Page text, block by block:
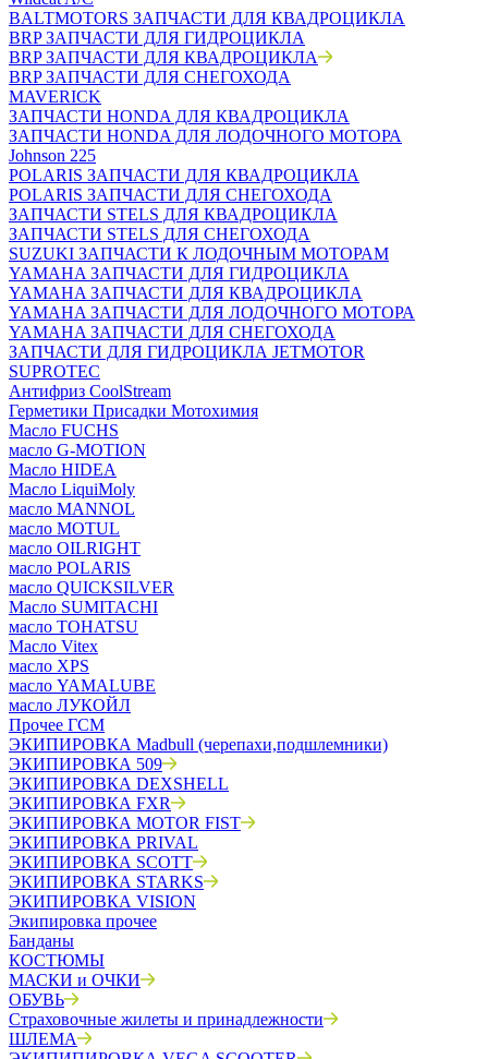
BALTMOTORS ЗАПЧАСТИ ДЛЯ КВАДРОЦИКЛА
BRP ЗАПЧАСТИ ДЛЯ ГИДРОЦИКЛА
BRP ЗАПЧАСТИ ДЛЯ КВАДРОЦИКЛА
BRP ЗАПЧАСТИ ДЛЯ СНЕГОХОДА
MAVERICK
ЗАПЧАСТИ HONDA ДЛЯ КВАДРОЦИКЛА
ЗАПЧАСТИ HONDA ДЛЯ ЛОДОЧНОГО МОТОРА
Johnson 225
POLARIS ЗАПЧАСТИ ДЛЯ КВАДРОЦИКЛА
POLARIS ЗАПЧАСТИ ДЛЯ СНЕГОХОДА
ЗАПЧАСТИ STELS ДЛЯ КВАДРОЦИКЛА
ЗАПЧАСТИ STELS ДЛЯ СНЕГОХОДА
SUZUKI ЗАПЧАСТИ К ЛОДОЧНЫМ МОТОРАМ
YAMAHA ЗАПЧАСТИ ДЛЯ ГИДРОЦИКЛА
YAMAHA ЗАПЧАСТИ ДЛЯ КВАДРОЦИКЛА
YAMAHA ЗАПЧАСТИ ДЛЯ ЛОДОЧНОГО МОТОРА
YAMAHA ЗАПЧАСТИ ДЛЯ СНЕГОХОДА
ЗАПЧАСТИ ДЛЯ ГИДРОЦИКЛА JETMOTOR
SUPROTEC
Антифриз CoolStream
Герметики Присадки Мотохимия
Масло FUCHS
масло G-MOTION
Масло HIDEA
Масло LiquiMoly
масло MANNOL
масло MOTUL
масло OILRIGHT
масло POLARIS
масло QUICKSILVER
Масло SUMITACHI
масло TOHATSU
Масло Vitex
масло XPS
масло YAMALUBE
масло ЛУКОЙЛ
Прочее ГСМ
ЭКИПИРОВКА Madbull (черепахи,подшлемники)
ЭКИПИРОВКА 509
ЭКИПИРОВКА DEXSHELL
ЭКИПИРОВКА FXR
ЭКИПИРОВКА MOTOR FIST
ЭКИПИРОВКА PRIVAL
ЭКИПИРОВКА SCOTT
ЭКИПИРОВКА STARKS
ЭКИПИРОВКА VISION
Экипировка прочее
Банданы
КОСТЮМЫ
МАСКИ и ОЧКИ
ОБУВЬ
Страховочные жилеты и принадлежности
ШЛЕМА